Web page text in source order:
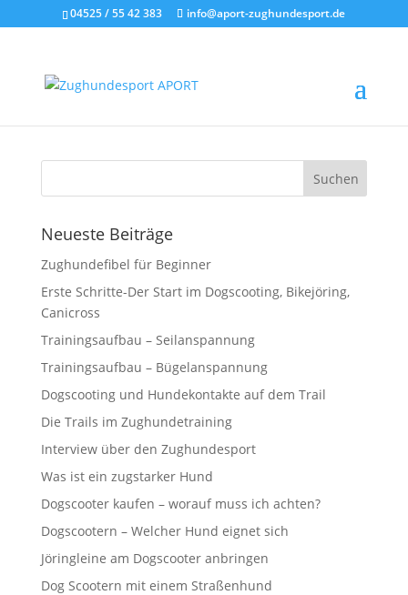
04525 / 55 42 383 info@aport-zughundesport.de
Neueste Beiträge
Zughundefibel für Beginner
Erste Schritte-Der Start im Dogscooting, Bikejöring,
Canicross
Trainingsaufbau – Seilanspannung
Trainingsaufbau – Bügelanspannung
Dogscooting und Hundekontakte auf dem Trail
Die Trails im Zughundetraining
Interview über den Zughundesport
Was ist ein zugstarker Hund
Dogscooter kaufen – worauf muss ich achten?
Dogscootern – Welcher Hund eignet sich
Jöringleine am Dogscooter anbringen
Dog Scootern mit einem Straßenhund